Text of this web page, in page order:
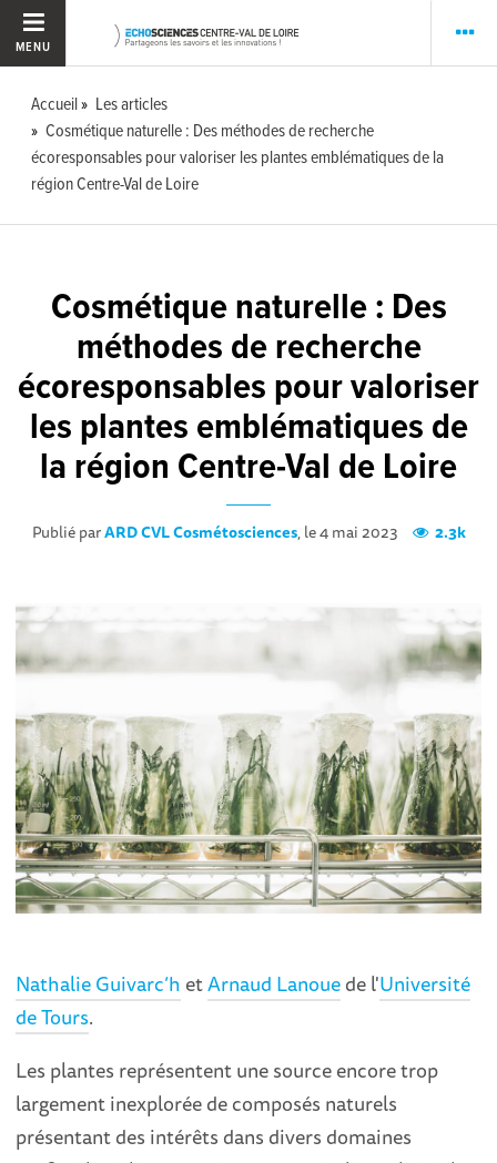
MENU
Accueil
Les articles
Cosmétique naturelle : Des méthodes de recherche
écoresponsables pour valoriser les plantes emblématiques de la
région Centre-Val de Loire
Cosmétique naturelle : Des
méthodes de recherche
écoresponsables pour valoriser
les plantes emblématiques de
la région Centre-Val de Loire
Publié parARD CVL Cosmétosciences, le 4 mai 2023 2.3k
Nathalie Guivarc’h etArnaud Lanouede l'Université
de Tours.
Les plantes représentent une source encore trop
largement inexplorée de composés naturels
présentant des intérêts dans divers domaines